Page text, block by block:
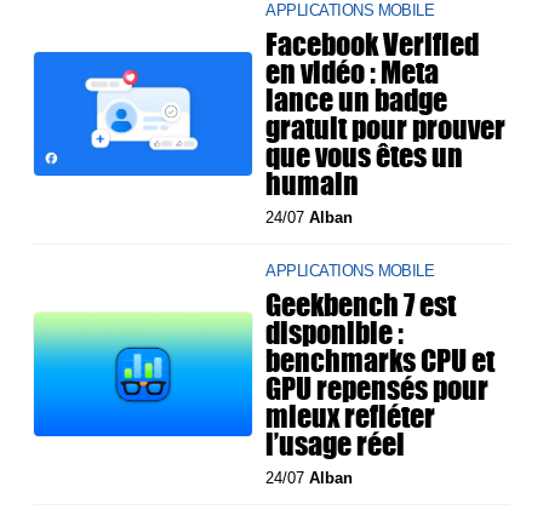
APPLICATIONS MOBILE
Facebook Verified
en vidéo : Meta
lance un badge
gratuit pour prouver
que vous êtes un
humain
24/07Alban
APPLICATIONS MOBILE
Geekbench 7 est
disponible :
benchmarks CPU et
GPU repensés pour
mieux refléter
l’usage réel
24/07Alban